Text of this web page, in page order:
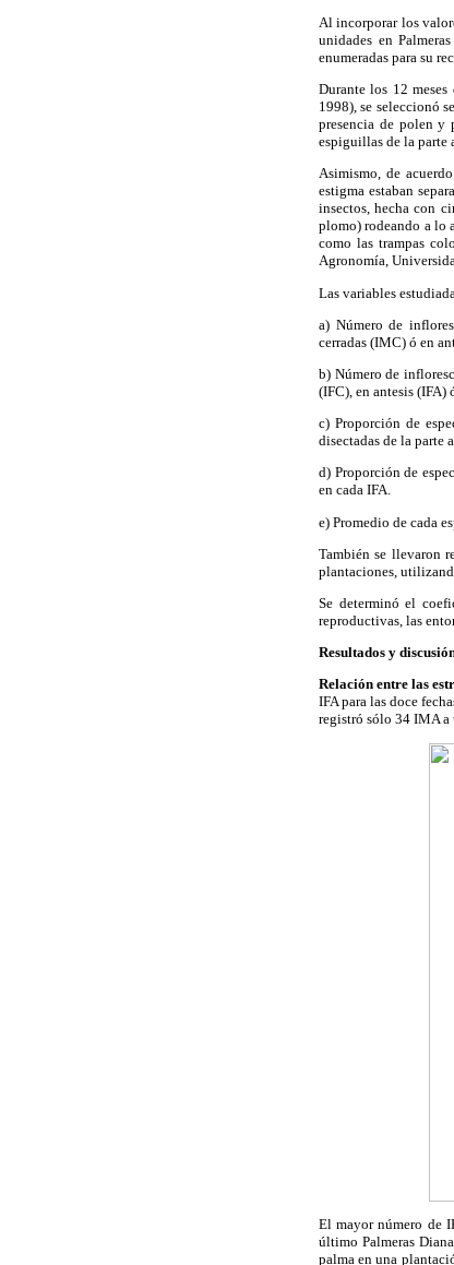
Al incorporar los
unidades en
enumeradas para su
Durante los 12
1998), se seleccionó
presencia de polen y
espiguillas de la parte
Asimismo, de
estigma estaban
insectos, hecha con
plomo) rodeando a lo
como las trampas
Agronomía,
Las variables
a) Número de
cerradas (IMC) ó en
b) Número de
(IFC), en antesis (IFA)
c) Proporción de
disectadas de la parte
d) Proporción de
en cada IFA.
e) Promedio de cada
También se llevaron
plantaciones,
Se determinó el
reproductivas, las
Resultados y
Relación entre las
IFA para las doce
registró sólo 34 IMA a
El mayor número de
último Palmeras
palma en una